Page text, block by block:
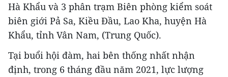
Hà Khẩu và 3 phân trạm Biên phòng kiểm soát
biên giới Pả Sa, Kiều Đầu, Lao Kha, huyện Hà
Khẩu, tỉnh Vân Nam, (Trung Quốc).
Tại buổi hội đàm, hai bên thống nhất nhận
định, trong 6 tháng đầu năm 2021, lực lượng